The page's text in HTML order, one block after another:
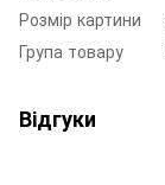
Розмір картини
Група товару
Відгуки